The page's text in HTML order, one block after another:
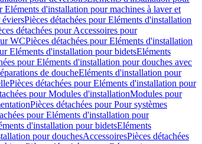
Eléments d'installation pour machines à laver et
Pièces détachées pour Eléments d'installation
détachées pour Accessoires pour
WCPièces détachées pour Eléments d'installation
Eléments d'installation pour bidetsEléments
pour Eléments d'installation pour douches avec
de doucheEléments d'installation pour
Pièces détachées pour Eléments d'installation pour
pour Modules d'installationModules pour
Pièces détachées pour Pour systèmes
pour Eléments d'installation pour
d'installation pour bidetsEléments
pour douchesAccessoiresPièces détachées